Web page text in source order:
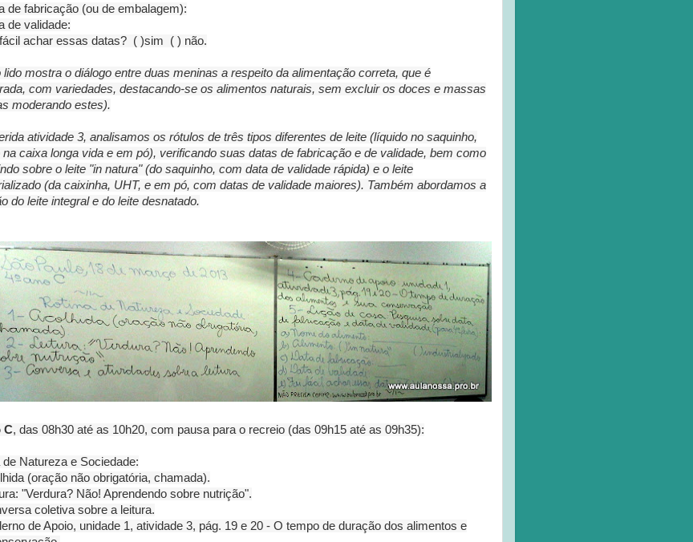
de fabricação (ou de embalagem):
de validade:
achar essas datas? ( )sim ( ) não.
lido mostra o diálogo entre duas meninas a respeito da alimentação correta, que é
com variedades, destacando-se os alimentos naturais, sem excluir os doces e massas
moderando estes).
atividade 3, analisamos os rótulos de três tipos diferentes de leite (líquido no saquinho,
na caixa longa vida e em pó), verificando suas datas de fabricação e de validade, bem como
sobre o leite "in natura" (do saquinho, com data de validade rápida) e o leite
(da caixinha, UHT, e em pó, com datas de validade maiores). Também abordamos a
do leite integral e do leite desnatado.
C, das 08h30 até as 10h20, com pausa para o recreio (das 09h15 até as 09h35):
de Natureza e Sociedade:
(oração não obrigatória, chamada).
"Verdura? Não! Aprendendo sobre nutrição".
coletiva sobre a leitura.
de Apoio, unidade 1, atividade 3, pág. 19 e 20 - O tempo de duração dos alimentos e